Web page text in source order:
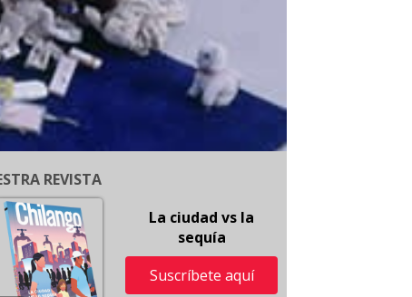
REVISTA
La ciudad vs la
sequía
Suscríbete aquí